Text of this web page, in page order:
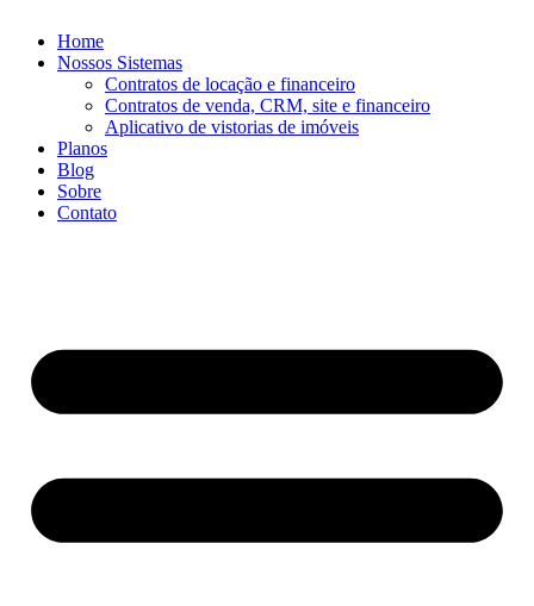
Home
Nossos Sistemas
Contratos de locação e financeiro
Contratos de venda, CRM, site e financeiro
Aplicativo de vistorias de imóveis
Planos
Blog
Sobre
Contato